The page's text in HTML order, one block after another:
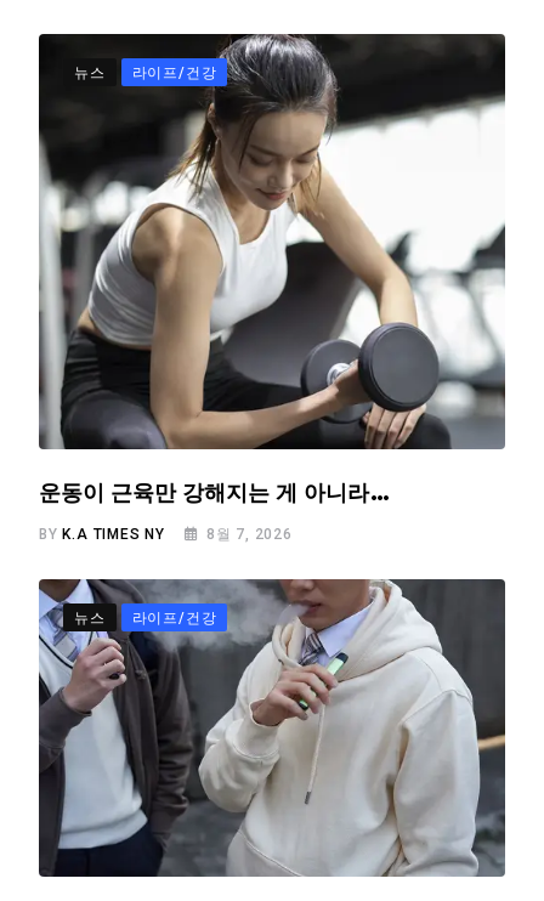
뉴스 라이프/건강
운동이 근육만 강해지는 게 아니라…
BY K.A TIMES NY 8월 7, 2026
뉴스 라이프/건강